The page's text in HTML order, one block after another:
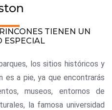
TIENEN UN
ESPECIAL
los sitios históricos y
es a pie, ya que encontrarás
museos, entornos de
la famosa universidad